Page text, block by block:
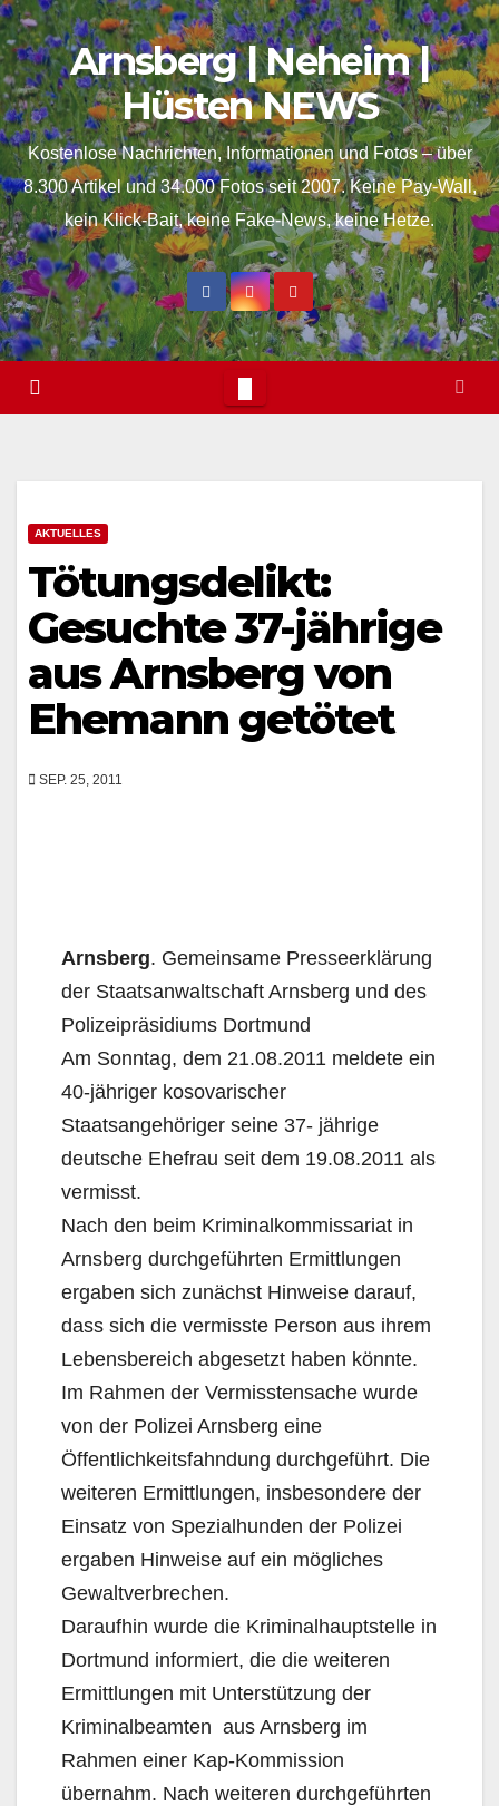
springen
Skip
to
content
Arnsberg | Neheim |
Hüsten NEWS
Kostenlose Nachrichten, Informationen und Fotos – über
8.300 Artikel und 34.000 Fotos seit 2007. Keine Pay-Wall,
kein Klick-Bait, keine Fake-News, keine Hetze.
AKTUELLES
Tötungsdelikt:
Gesuchte 37-jährige
aus Arnsberg von
Ehemann getötet
SEP. 25, 2011
Arnsberg. Gemeinsame Presseerklärung
der Staatsanwaltschaft Arnsberg und des
Polizeipräsidiums Dortmund
Am Sonntag, dem 21.08.2011 meldete ein
40-jähriger kosovarischer
Staatsangehöriger seine 37- jährige
deutsche Ehefrau seit dem 19.08.2011 als
vermisst.
Nach den beim Kriminalkommissariat in
Arnsberg durchgeführten Ermittlungen
ergaben sich zunächst Hinweise darauf,
dass sich die vermisste Person aus ihrem
Lebensbereich abgesetzt haben könnte.
Im Rahmen der Vermisstensache wurde
von der Polizei Arnsberg eine
Öffentlichkeitsfahndung durchgeführt. Die
weiteren Ermittlungen, insbesondere der
Einsatz von Spezialhunden der Polizei
ergaben Hinweise auf ein mögliches
Gewaltverbrechen.
Daraufhin wurde die Kriminalhauptstelle in
Dortmund informiert, die die weiteren
Ermittlungen mit Unterstützung der
Kriminalbeamten aus Arnsberg im
Rahmen einer Kap-Kommission
übernahm. Nach weiteren durchgeführten